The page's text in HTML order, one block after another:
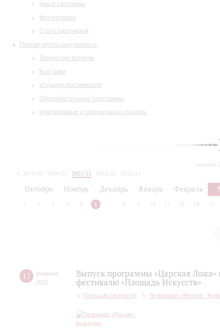
Наши партнеры
Фотогалерея
Стать партнером
Просветительские проекты
Творческие встречи
Выставки
Издания филармонии
Образовательные программы
Инклюзивные и специальные проекты
сегодня
2019/20 2020/21 2021/22 2022/23
2023/24
Октябрь Ноябрь Декабрь Январь Февраль
2 3 4 5 6 7 8 9 10 12 13 14
17 февраля
2023
Выпуск программы «Царская
фестивалю «Площадь Искусств»
Площадь Искусств Телеканал «Россия -